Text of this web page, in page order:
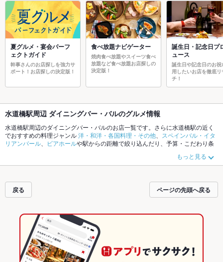
夏グルメ・宴会パーフ
ェクトガイド
幹事さんのお店探しを強力サ
ポート！お店探しの決定版！
食べ放題ナビゲーター
焼肉食べ放題やスイーツ食べ
放題など食べ放題お店探しの
決定版！
誕生日・記念日プ
ュース
誕生日や記念日のお祝
用したいお店を徹底リ
チ！
水道橋駅周辺 ダイニングバー・バルのグルメ情報
水道橋駅周辺のダイニングバー・バルのお店一覧です。さらに水道橋駅の近く
でおすすめの料理ジャンル洋・和洋・各国料理・その他
スペインバル・イタ
リアンバール
ビアホールや駅からの距離で絞り込んだり、予算・こだわり条
パーグルメなら、お得なクーポンはもちろん、こだわりメニューローストビー
フ、フライドポテト、生ハムや季節のおすすめ料理など、お店の最新情報をご
大中です。友達どうしの飲み会にも、会社の宴会にも、デートやパーティーに
もお得に便利にホットペッパーグルメをご利用ください。
もっと見る
戻る ページの先頭へ戻る